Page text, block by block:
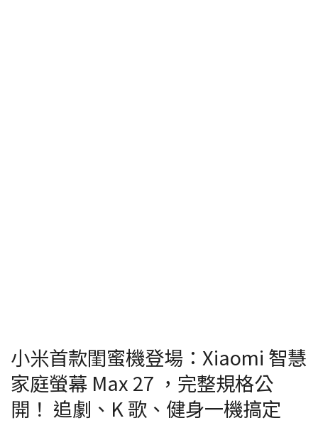
小米首款閨蜜機登場：Xiaomi 智慧
家庭螢幕 Max 27 ，完整規格公
開！ 追劇、K 歌、健身一機搞定